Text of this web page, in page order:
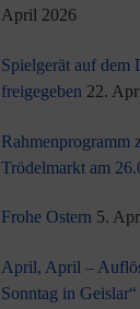
April 2026
Spielgerät auf dem
freigegeben 22.
Rahmenprogramm
Trödelmarkt am
Frohe Ostern 5.
April, April –
Sonntag in Geislar“